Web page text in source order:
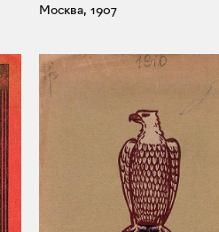
Москва, 1907